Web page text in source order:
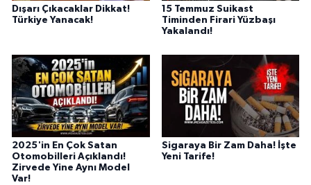
Dışarı Çıkacaklar Dikkat!
Türkiye Yanacak!
15 Temmuz Suikast
Timinden Firari Yüzbaşı
Yakalandı!
2025'in En Çok Satan
Otomobilleri Açıklandı!
Zirvede Yine Aynı Model
Var!
Sigaraya Bir Zam Daha! İşte
Yeni Tarife!